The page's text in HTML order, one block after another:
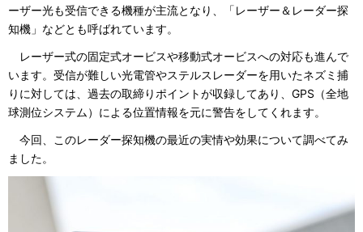
ーザー光も受信できる機種が主流となり、「レーザー＆レーダー探
知機」などとも呼ばれています。
レーザー式の固定式オービスや移動式オービスへの対応も進んで
います。受信が難しい光電管やステルスレーダーを用いたネズミ捕
りに対しては、過去の取締りポイントが収録してあり、GPS（全地
球測位システム）による位置情報を元に警告をしてくれます。
今回、このレーダー探知機の最近の実情や効果について調べてみ
ました。